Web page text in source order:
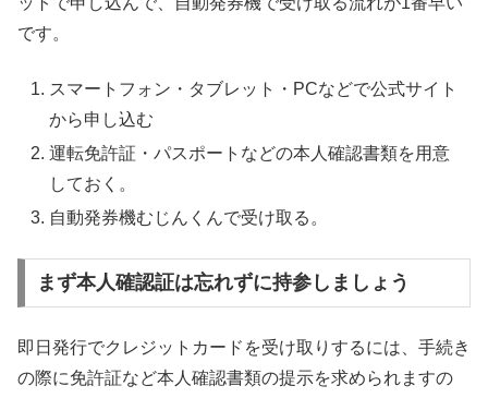
です。
スマートフォン・タブレット・PCなどで公式サイト
から申し込む
運転免許証・パスポートなどの本人確認書類を用意
しておく。
自動発券機むじんくんで受け取る。
まず本人確認証は忘れずに持参しましょう
即日発行でクレジットカードを受け取りするには、手続き
の際に免許証など本人確認書類の提示を求められますの